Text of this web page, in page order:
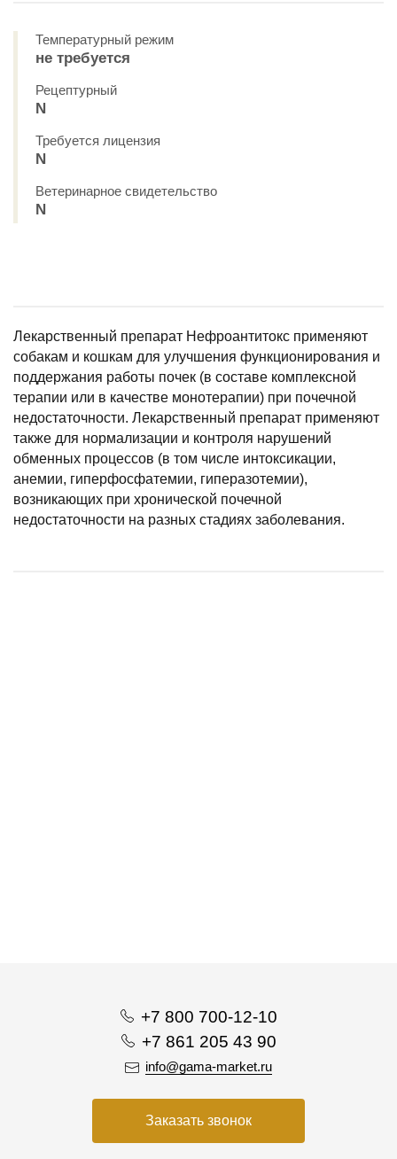
Температурный режим
не требуется
Рецептурный
N
Требуется лицензия
N
Ветеринарное свидетельство
N
Лекарственный препарат Нефроантитокс применяют
собакам и кошкам для улучшения функционирования и
поддержания работы почек (в составе комплексной
терапии или в качестве монотерапии) при почечной
недостаточности. Лекарственный препарат применяют
также для нормализации и контроля нарушений
обменных процессов (в том числе интоксикации,
анемии, гиперфосфатемии, гиперазотемии),
возникающих при хронической почечной
недостаточности на разных стадиях заболевания.
+7 800 700-12-10
+7 861 205 43 90
info@gama-market.ru
Заказать звонок